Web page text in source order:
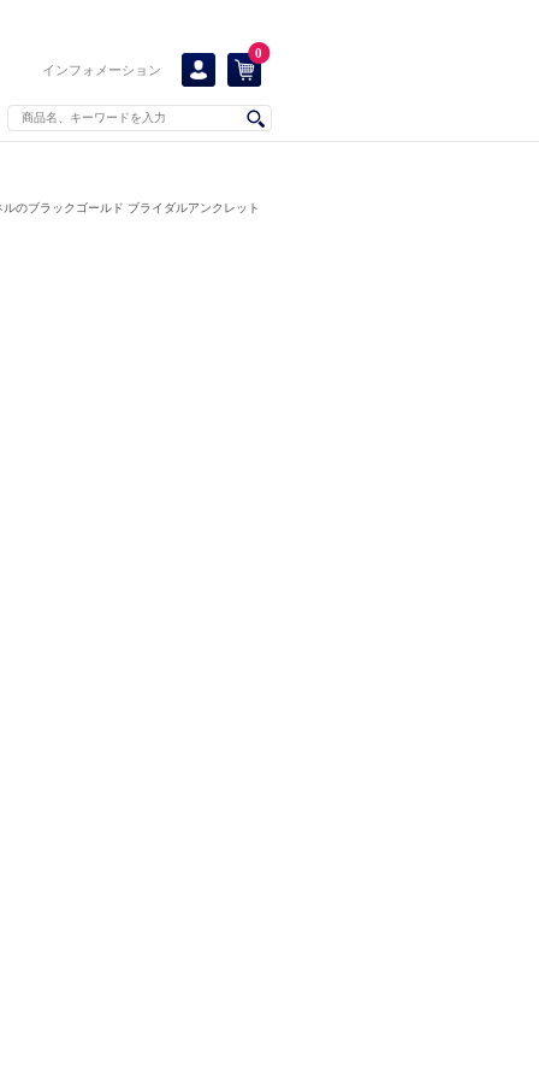
インフォメーション
0
ルのブラックゴールド ブライダルアンクレット